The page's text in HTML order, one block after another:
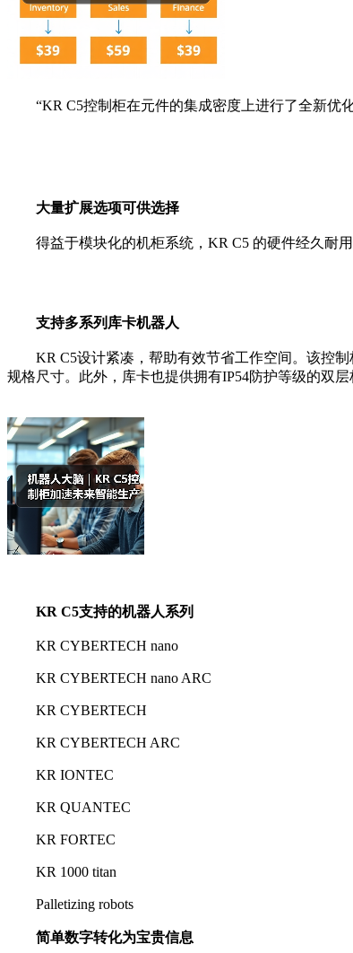
“KR C5控制柜在元件的集成密度上进行了全新优
大量扩展选项可供选择
得益于模块化的机柜系统，KR C5 的硬件经久耐用
支持多系列库卡机器人
KR C5设计紧凑，帮助有效节省工作空间。该控制
规格尺寸。此外，库卡也提供拥有IP54防护等级的双
KR C5支持的机器人系列
KR CYBERTECH nano
KR CYBERTECH nano ARC
KR CYBERTECH
KR CYBERTECH ARC
KR IONTEC
KR QUANTEC
KR FORTEC
KR 1000 titan
Palletizing robots
简单数字转化为宝贵信息